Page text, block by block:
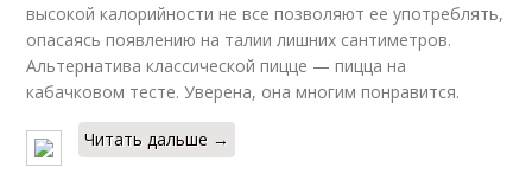
высокой калорийности не все позволяют ее употреблять,
опасаясь появлению на талии лишних сантиметров.
Альтернатива классической пицце — пицца на
кабачковом тесте. Уверена, она многим понравится.
Читать дальше →